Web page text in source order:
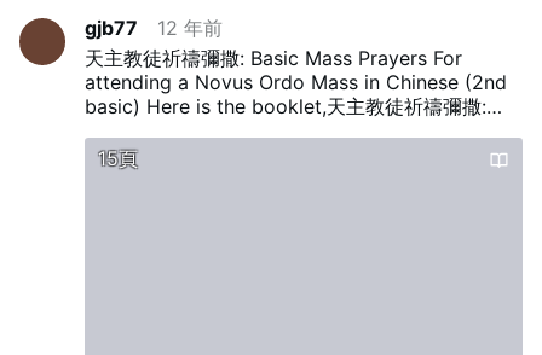
l’utilisation des personnes comme
instrument de pression politique dans la
crise que connaît la ville de Ceuta depuis
vendredi dernier. Qui est en mesure de dire
combien de dizaines de milliers d’immigrés
ont déjà traversé illégalement la frontière à
la nage depuis le Maroc en contournant la
gjb77
12 年前
天主教徒祈禱彌撒: Basic Mass Prayers For
attending a Novus Ordo Mass in Chinese (2nd
basic) Here is the booklet,天主教徒祈禱彌撒:
Ordo Mass in Chinese (2nd basic edition) . This
edition only has the Chinese Charactures and
15頁